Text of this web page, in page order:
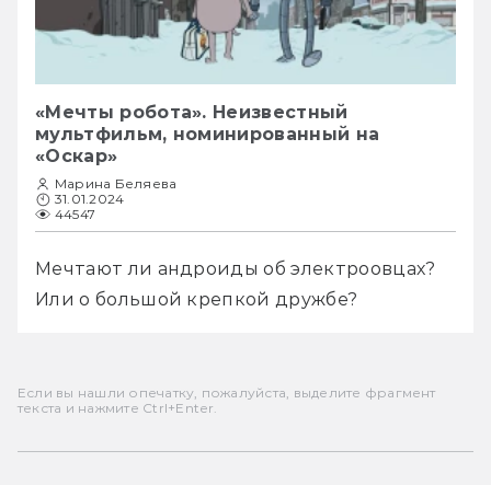
«Мечты робота». Неизвестный
мультфильм, номинированный на
«Оскар»
Марина Беляева
31.01.2024
44547
Мечтают ли андроиды об электроовцах?
Или о большой крепкой дружбе?
Если вы нашли опечатку, пожалуйста, выделите фрагмент
текста и нажмите Ctrl+Enter.